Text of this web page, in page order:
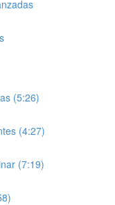
(5:26)
(4:27)
(7:19)